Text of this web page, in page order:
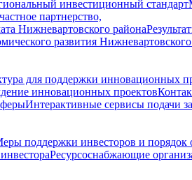
инвестиционный стандарт
партнерство,
Нижневартовского района
развития
для поддержки инновационных
инновационных проектов
Интерактивные сервисы подачи
поддержки инвесторов и порядок
Ресурсоснабжающие